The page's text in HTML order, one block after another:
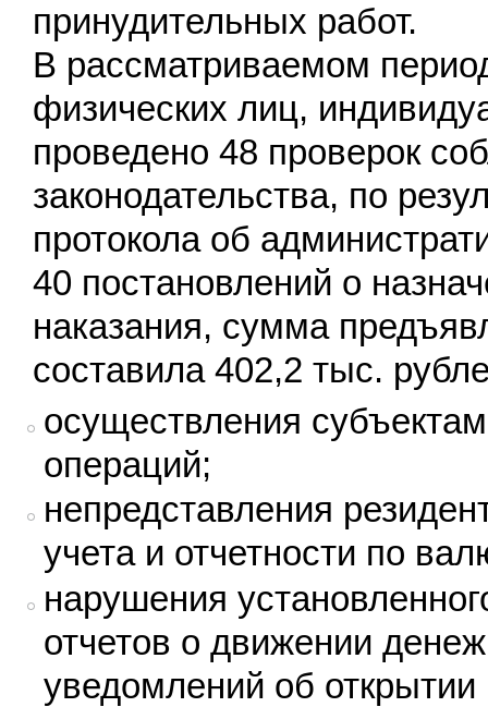
принудительных работ.
В рассматриваемом
физических лиц,
проведено 48 проверок
законодательства, по
протокола об
40 постановлений о
наказания, сумма
составила 402,2 тыс.
осуществления
операций;
непредставления
учета и отчетности по
нарушения
отчетов о движении
уведомлений об